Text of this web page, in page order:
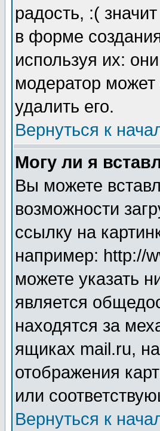
радость, :(
в форме
используя их:
модератор
удалить его.
Вернуться к
Могу ли я
Вы можете
возможности
ссылку на
например: http://
можете указать
является
находятся за
ящиках mail.ru,
отображения
или
Вернуться к